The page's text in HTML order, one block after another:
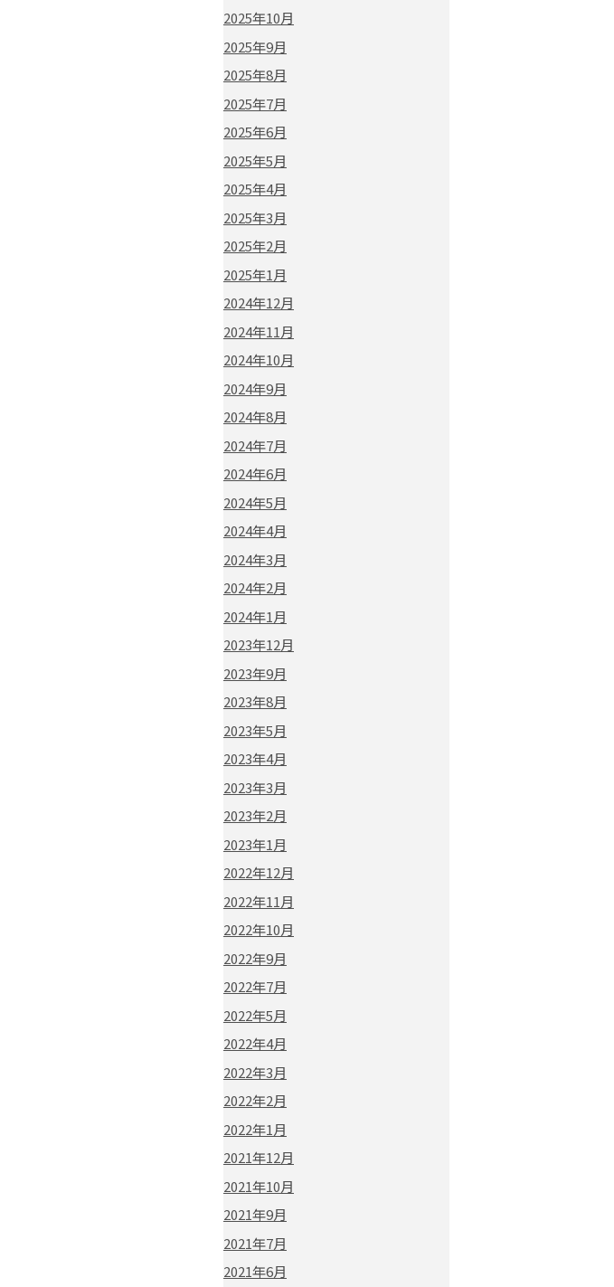
2025年10月
2025年9月
2025年8月
2025年7月
2025年6月
2025年5月
2025年4月
2025年3月
2025年2月
2025年1月
2024年12月
2024年11月
2024年10月
2024年9月
2024年8月
2024年7月
2024年6月
2024年5月
2024年4月
2024年3月
2024年2月
2024年1月
2023年12月
2023年9月
2023年8月
2023年5月
2023年4月
2023年3月
2023年2月
2023年1月
2022年12月
2022年11月
2022年10月
2022年9月
2022年7月
2022年5月
2022年4月
2022年3月
2022年2月
2022年1月
2021年12月
2021年10月
2021年9月
2021年7月
2021年6月